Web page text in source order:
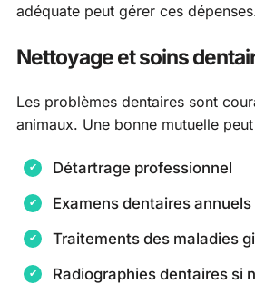
adéquate peut gérer ces
Nettoyage et soins
Les problèmes dentaires sont
animaux. Une bonne mutuelle
Détartrage professionnel
Examens dentaires annuels
Traitements des maladies
Radiographies dentaires si